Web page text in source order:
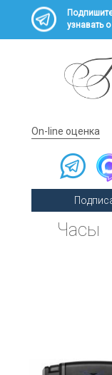
узнавать
On-line оценка
Часы